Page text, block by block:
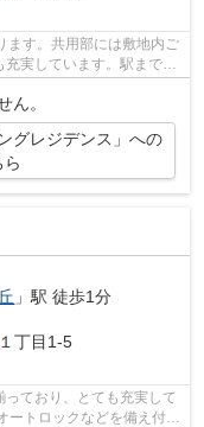
ます。共用部には敷地内ご
実しています。駅まで3
ん。
グレジデンス」への
」駅 徒歩1分
１丁目1-5
ており、とても充実して
ートロックなどを備え付け